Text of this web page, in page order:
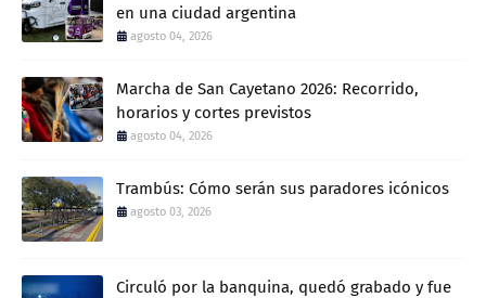
en una ciudad argentina
agosto 04, 2026
Marcha de San Cayetano 2026: Recorrido,
horarios y cortes previstos
agosto 04, 2026
Trambús: Cómo serán sus paradores icónicos
agosto 03, 2026
Circuló por la banquina, quedó grabado y fue